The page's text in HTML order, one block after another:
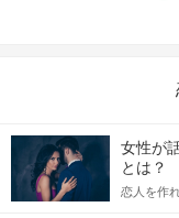
女性が
とは？
恋人を作